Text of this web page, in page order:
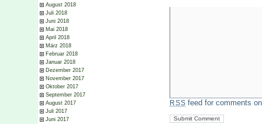
August 2018
Juli 2018
Juni 2018
Mai 2018
April 2018
März 2018
Februar 2018
Januar 2018
Dezember 2017
November 2017
Oktober 2017
September 2017
August 2017
Juli 2017
Juni 2017
RSS feed for comments